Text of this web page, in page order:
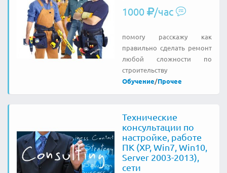
1000 /час
помогу расскажу как
правильно сделать ремонт
любой сложности по
строительству
Обучение/Прочее
Технические
консультации по
настройке, работе
ПК (XP, Win7, Win10,
Server 2003-2013),
сети